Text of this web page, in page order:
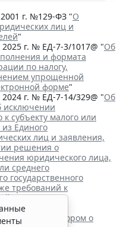
г. №129-ФЗ "О
лиц и
"
г. № ЕД-7-3/1017@ "Об
и формата
по налогу,
упрощенной
форме"
г. № ЕД-7-14/329@ "Об
исключении
субъекту малого или
Единого
лиц и заявления,
решения о
юридического лица,
среднего
государственного
требований к
"
с регистратором о